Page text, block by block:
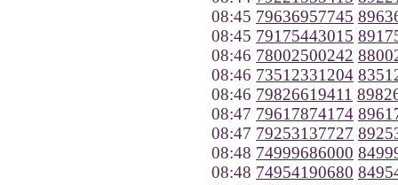
08:45 79636957745
08:45 79175443015
08:46 78002500242
08:46 73512331204
08:46 79826619411
08:47 79617874174
08:47 79253137727
08:48 74999686000
08:48 74954190680